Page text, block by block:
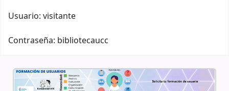
Usuario: visitante
Contraseña: bibliotecaucc